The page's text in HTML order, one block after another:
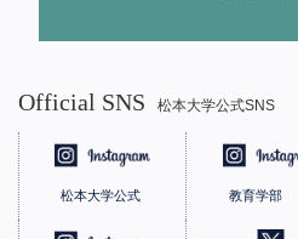
Official SNS 松本大学公式SNS
松本大学公式 教育学部